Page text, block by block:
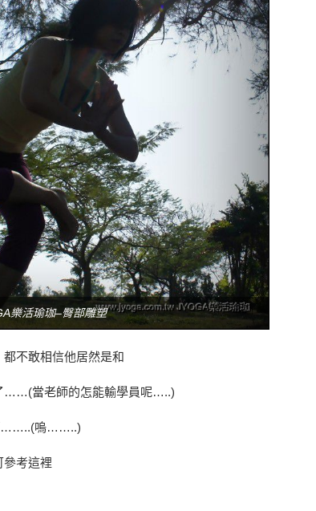
樂活瑜珈–臀部雕塑
不敢相信他居然是和
……(當老師的怎能輸學員呢…..)
阿……..(嗚……..)
參考這裡